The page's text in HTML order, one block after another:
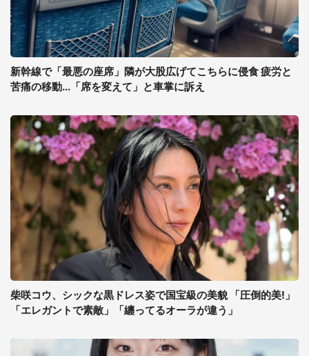
新幹線で「最悪の座席」隣が大股広げてこちらに侵食 疲労と
苦痛の移動...「席を変えて」と車掌に訴え
柴咲コウ、シックな黒ドレス姿で国宝級の美貌 「圧倒的美!」
「エレガントで素敵」「纏ってるオーラが違う」